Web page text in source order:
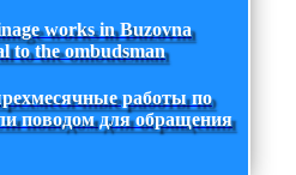
works in Buzovna
to the ombudsman
работы по
поводом для обращения